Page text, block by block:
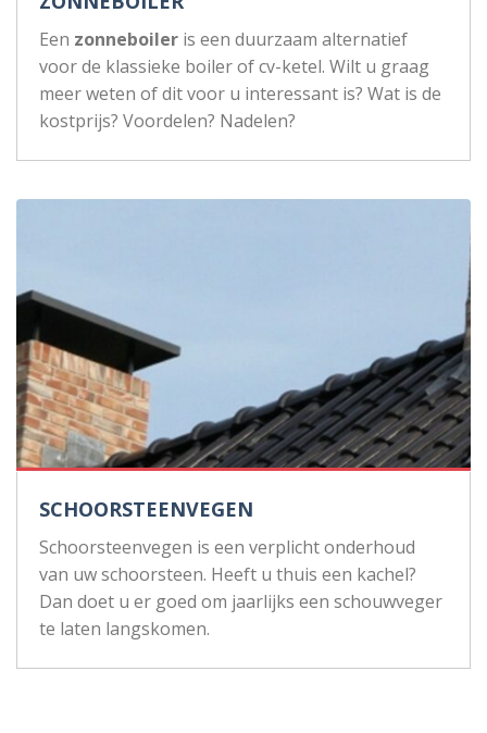
Een zonneboiler is een duurzaam alternatief
voor de klassieke boiler of cv-ketel. Wilt u graag
meer weten of dit voor u interessant is? Wat is de
kostprijs? Voordelen? Nadelen?
SCHOORSTEENVEGEN
Schoorsteenvegen is een verplicht onderhoud
van uw schoorsteen. Heeft u thuis een kachel?
Dan doet u er goed om jaarlijks een schouwveger
te laten langskomen.